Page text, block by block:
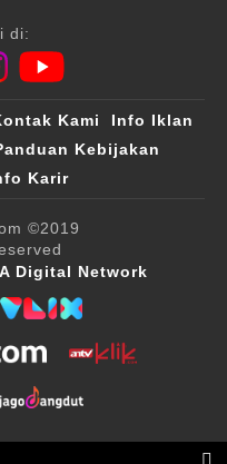
di:
Kami
Info Iklan
Kebijakan
Karir
©2019
Digital Network
